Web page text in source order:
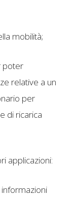
mobilità;
poter
relative a un
per
di ricarica
applicazioni: